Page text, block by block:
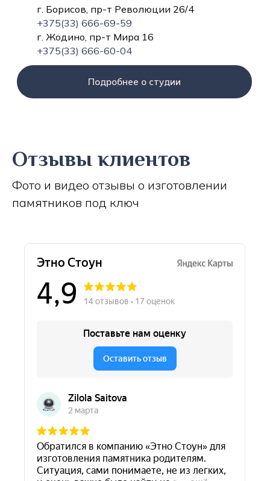
г. Борисов, пр-т Революции 26/4
+375(33) 666-69-59
г. Жодино, пр-т Мира 16
+375(33) 666-60-04
Подробнее о студии
Отзывы клиентов
Фото и видео отзывы о изготовлении
памятников под ключ